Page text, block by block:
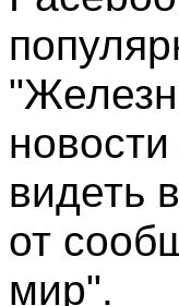
видеть
от
мир".